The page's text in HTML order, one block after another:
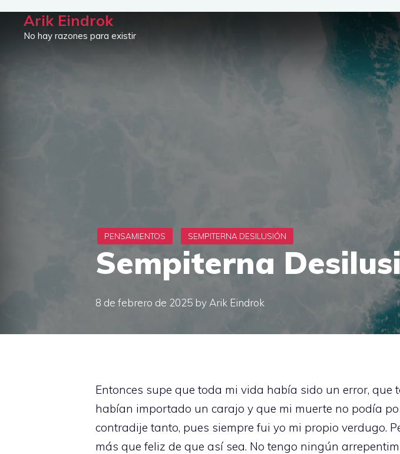
Saltar
Arik Eindrok
No hay razones para existir
Sempiterna
8 de febrero de 2025 by Arik Eindrok
Entonces supe que toda mi vida había sido un error,
habían importado un carajo y que mi muerte no podía
contradije tanto, pues siempre fui yo mi propio verdugo.
más que feliz de que así sea. No tengo ningún